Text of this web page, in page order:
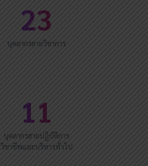
23
บุคลากรสายวิชาการ
11
บุคลากรสายปฏิบัติการ
วิชาชีพและบริหารทั่วไป